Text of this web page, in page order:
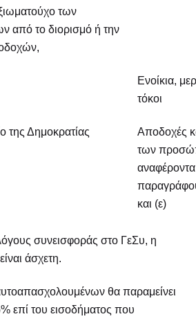
των
από το διορισμό ή την
Ενοίκια,
τόκοι
της Δημοκρατίας
Αποδοχές
των
και (ε)
συνεισφοράς στο ΓεΣυ, η
άσχετη.
θα παραμείνει
επί του εισοδήματος που